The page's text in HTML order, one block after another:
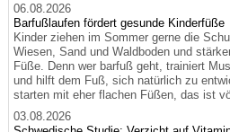
06.08.2026
Barfußlaufen fördert gesunde Kinderfüße
Kinder ziehen im Sommer gerne die
Wiesen, Sand und Waldboden und
Füße. Denn wer barfuß geht, trainiert
und hilft dem Fuß, sich natürlich zu
starten mit eher flachen Füßen, das ist
03.08.2026